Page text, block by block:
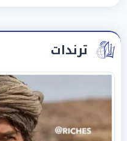
ترندات